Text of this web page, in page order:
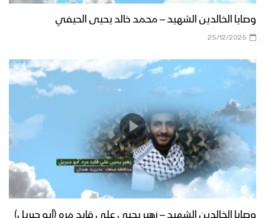
وصايا الخالدين الشهيد – محمد خالد يحيى الحيفي
25/12/2025
وصايا الخالدين الشهيد – زهير يحيى علي قايد مره (أبو جبريل)